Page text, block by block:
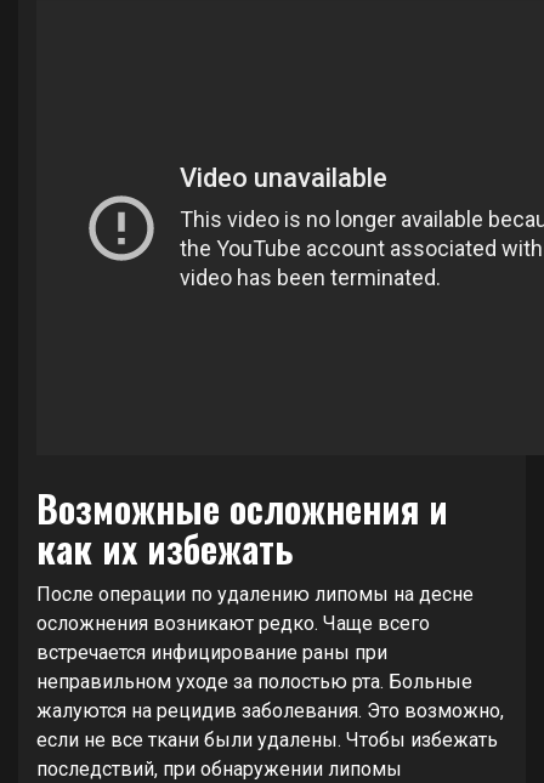
Возможные осложнения и
как их избежать
После операции по удалению липомы на десне
осложнения возникают редко. Чаще всего
встречается инфицирование раны при
неправильном уходе за полостью рта. Больные
жалуются на рецидив заболевания. Это возможно,
если не все ткани были удалены. Чтобы избежать
последствий, при обнаружении липомы